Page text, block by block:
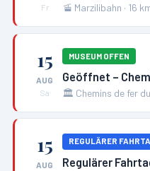
Fr
🚡 Marzilibahn · 16
15
AUG
Sa
MUSEUM OFFEN
Geöffnet –
🏛️ Chemins de fer
15
AUG
REGULÄRER
Regulärer